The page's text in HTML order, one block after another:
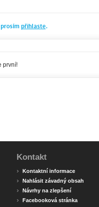
přihlaste.
první!
Kontakt
› Kontaktní informace
› Nahlásit závadný obsah
› Návrhy na zlepšení
› Facebooková stránka